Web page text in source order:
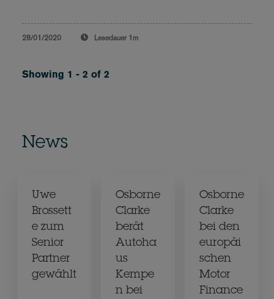
28/01/2020 Lesedauer 1m
Showing 1 - 2 of 2
News
Uwe
Brossett
e zum
Senior
Partner
gewählt
Osborne
Clarke
berät
Autoha
us
Kempe
n bei
Osborne
Clarke
bei den
europäi
schen
Motor
Finance